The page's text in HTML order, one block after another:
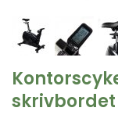
skrivbordet